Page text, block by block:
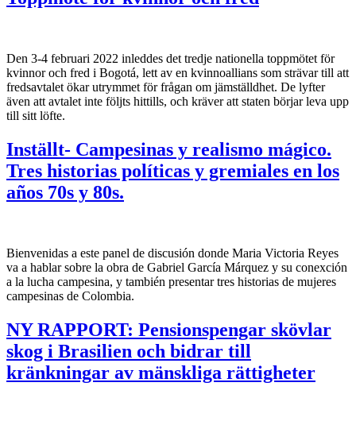
Den 3-4 februari 2022 inleddes det tredje nationella toppmötet för
kvinnor och fred i Bogotá, lett av en kvinnoallians som strävar till att
fredsavtalet ökar utrymmet för frågan om jämställdhet. De lyfter
även att avtalet inte följts hittills, och kräver att staten börjar leva upp
till sitt löfte.
Inställt- Campesinas y realismo mágico.
Tres historias políticas y gremiales en los
años 70s y 80s.
Bienvenidas a este panel de discusión donde Maria Victoria Reyes
va a hablar sobre la obra de Gabriel García Márquez y su conexción
a la lucha campesina, y también presentar tres historias de mujeres
campesinas de Colombia.
NY RAPPORT: Pensionspengar skövlar
skog i Brasilien och bidrar till
kränkningar av mänskliga rättigheter